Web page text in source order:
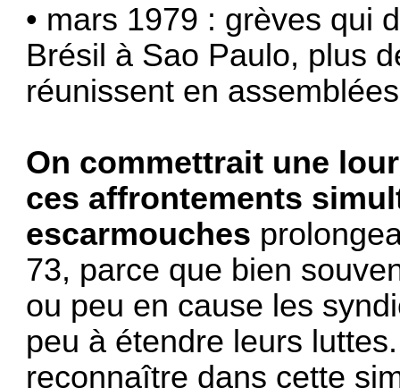
• mars 1979 : grèves qui
Brésil à Sao Paulo, plus
réunissent en
On commettrait une
ces affrontements
escarmouches
73, parce que bien
ou peu en cause les
peu à étendre leurs
reconnaître dans cette